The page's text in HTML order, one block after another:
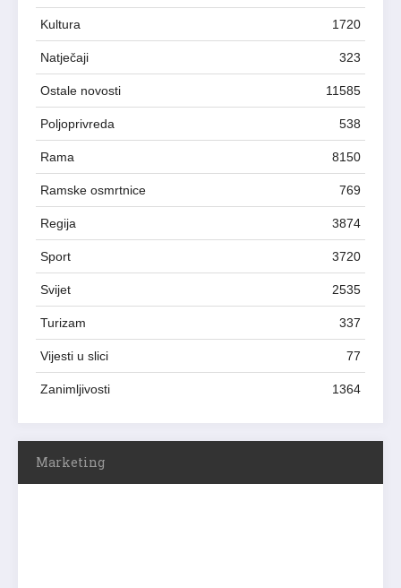
Kultura 1720
Natječaji 323
Ostale novosti 11585
Poljoprivreda 538
Rama 8150
Ramske osmrtnice 769
Regija 3874
Sport 3720
Svijet 2535
Turizam 337
Vijesti u slici 77
Zanimljivosti 1364
Marketing